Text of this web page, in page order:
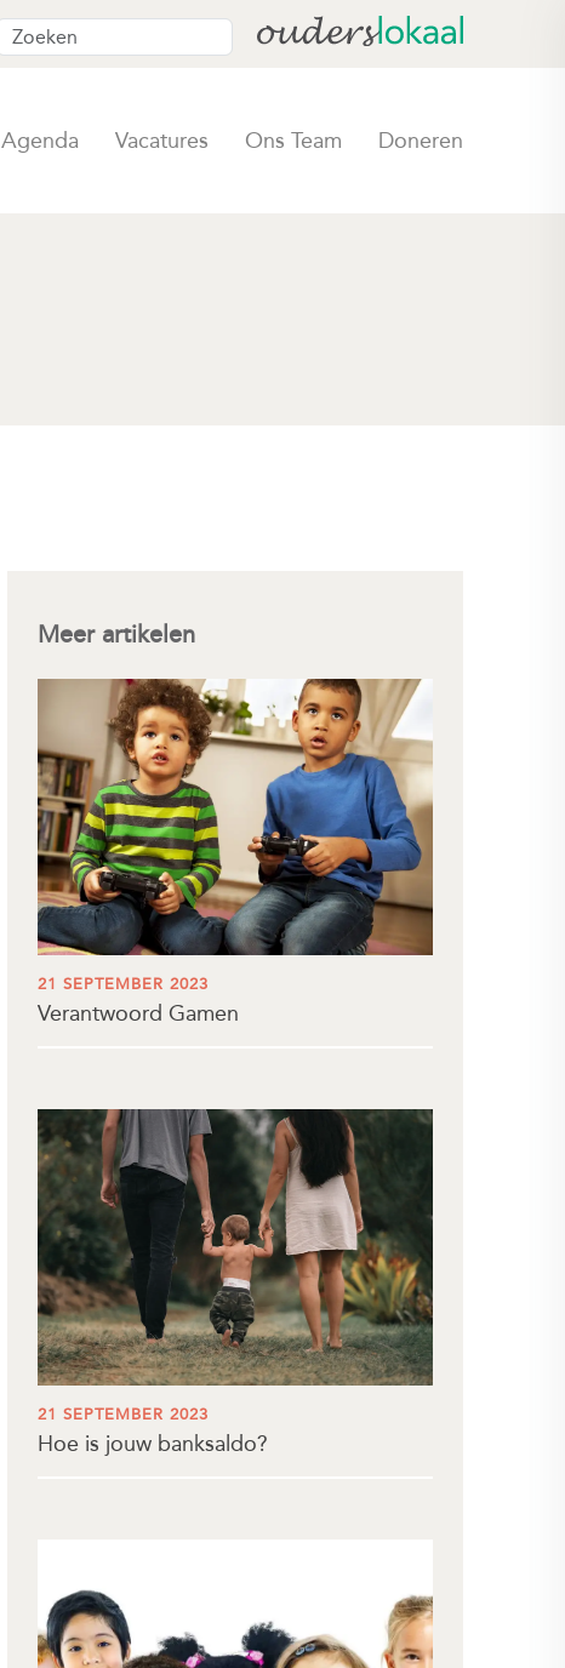
Agenda Vacatures Ons Team Doneren
Meer artikelen
21 SEPTEMBER 2023
Verantwoord Gamen
21 SEPTEMBER 2023
Hoe is jouw banksaldo?